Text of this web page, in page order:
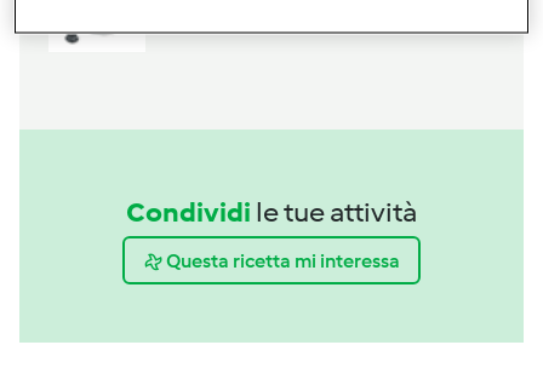
Condividi le tue attività
Questa ricetta mi interessa